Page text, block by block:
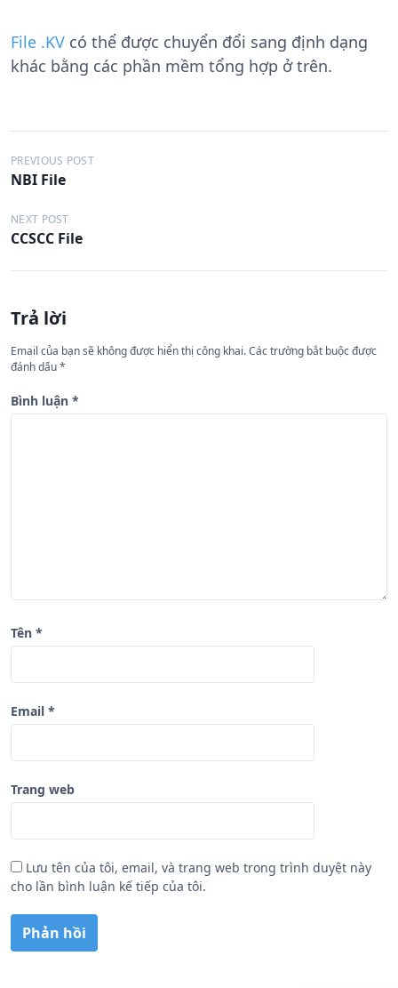
File .KV có thể được chuyển đổi sang định dạng
khác bằng các phần mềm tổng hợp ở trên.
Đ
i
ề
u
h
ớ
n
g
b
PREVIOUS POST
NBI File
NEXT POST
CCSCC File
Trả lời
Email của bạn sẽ không được hiển thị công khai.Các trường bắt buộc được
đánh dấu*
Bình luận *
Tên *
Email *
Trang web
Lưu tên của tôi, email, và trang web trong trình duyệt này
cho lần bình luận kế tiếp của tôi.